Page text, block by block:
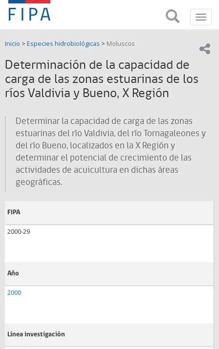
Fondo
de
Investigación
Pesquera
y
Acuicultura
(FIPA)-
SUBPESCA
FIPA;
Fondo
Investigación
y
de
Acuicultira
Inicio > Especies hidrobiológicas > Moluscos
Determinación de la capacidad de
carga de las zonas estuarinas de los
ríos Valdivia y Bueno, X Región
Determinar la capacidad de carga de las zonas
estuarinas del río Valdivia, del río Tornagaleones y
del río Bueno, localizados en la X Región y
determinar el potencial de crecimiento de las
actividades de acuicultura en dichas áreas
geográficas.
FIPA
2000-29
Año
2000
Línea investigación